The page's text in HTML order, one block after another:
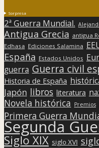
Sorpresa
2ª Guerra Mundial.
Antigua Grecia antigua
Edhasa Ediciones Salamina
España Estados Unidos
guerra Guerra civil
Historia de España
Japón libros literatura
Novela histórica Premios
Primera Guerra
Segunda
Siglo XIX siglo XVI